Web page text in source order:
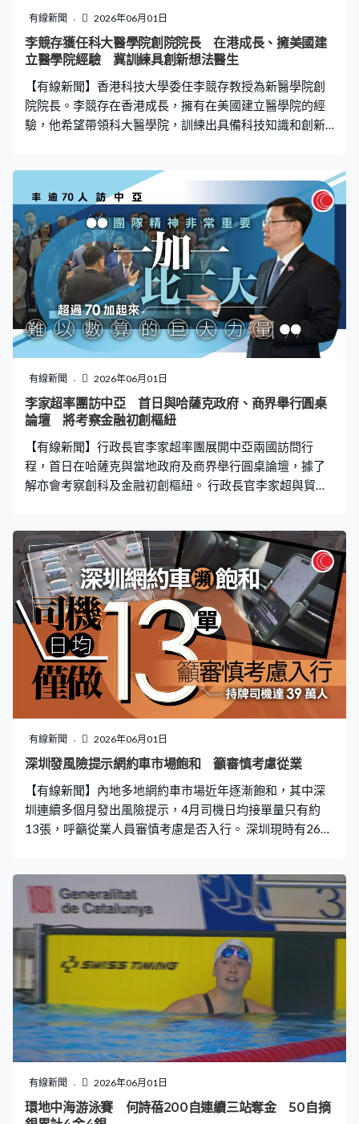
一方面不可低估政治因素，因到11月有選舉，總括來說就
他們的利率走勢、我們觀察著，由於我們港元與美元掛
鈎，所以我們港元利率會受他們牽動。」 陳茂波表示，本
政府會繼續合理審慎推地，寫字
有線新聞 2026年06月01日
李競存獲任科大醫學院創院院長 在港成長、擁美國建
立醫學院經驗 冀訓練具創新想法醫生
【有線新聞】香港科技大學委任李競存教授為新醫學院創
院院長。李競存在香港成長，擁有在美國建立醫學院的經
驗，他希望帶領科大醫學院，訓練出具備科技知識和創新
丹福大學醫學院放射學系兼任教授。 李競存在香港出生，
中學到加拿大升學，他說一直與香港醫療界聯繫，期待與
科大團隊合作。「我現在有機會回來，我土生土長的香
港，還有機會貢獻、回饋社會，是讓我非常感恩的一件
事。我對香港的醫療制度，並不是完全沒有認識，當然認
識的深度，不夠在這裡工作的人多，但是我們會有團隊，
我們會用其他人的專業知識，來幫我去做這件事。」 李競
存稱新醫學院的目標，要為本港醫療制度帶來革命性改
革，應對人口老化的挑戰。科大醫學院創院院長李競存
說：「我們希望訓練一批新的醫生，不只有非常好的醫
術，非常好的醫德，他們還要有科技的知識和創新的想
法，當他們出來做醫生的時候，他們不只做好的醫生，還
要可以無縫地參與創科的經濟。」 科大早前就新醫學院全
競存是少數真正由零開始，曾一手建立醫學院的領袖，
有線新聞 2026年06月01日
李家超率團訪中亞 首日與哈薩克政府、商界舉行圓桌
論壇 將考察金融初創樞紐
【有線新聞】行政長官李家超率團展開中亞兩國訪問行
程，首日在哈薩克與當地政府及商界舉行圓桌論壇，據了
解亦會考察創科及金融初創樞紐。 行政長官李家超與貿發
問團規模是本屆政府最大，包括律政司副司長張國鈞、財
庫局局長許正宇，還有港交所行政總裁陳翊庭等，約40位
本港商貿與專業代表，亦有約30位內地企業代表，涵蓋金
融、汽車製造等領域。李家超要求訪問團要做出成績。 行
政長官李家超：「團隊精神非常重要，我們團隊加起來，
一加一比二大，超過70加起來，不用算的，巨大的力量，
要團結一致，每天出發我們都精神奕奕，要很高士氣，而
且我們人數很多，所以我們訪問的時候，也要團結起來，
踴躍把工作做好，好不好？（好！）」 訪問團商界代表之
後與哈薩克投資局及哈薩克國家企業家商會舉行閉門圓桌
論壇，討論經貿投資議題。
有線新聞 2026年06月01日
深圳發風險提示網約車市場飽和 籲審慎考慮從業
【有線新聞】內地多地網約車市場近年逐漸飽和，其中深
圳連續多個月發出風險提示，4月司機日均接單量只有約
13張，呼籲從業人員審慎考慮是否入行。 深圳現時有26間
均訂單量只有約13張，市場明顯供過於求。深圳市交通運
輸局今年連續第4個月發出風險提示，指市場總體已經飽
和，鄭重提醒從業人員要審慎作出投資和從業決策，並警
惕部分租車平台聲稱「高回報」、「免押金」等虛假宣
傳。 除了深圳，廣州亦發出風險提示，指受到市場供需波
動、行業競爭等多重因素影響，駕駛員收入穩定性不足，
實際收入與預期可能有一定差距。上海、濟南亦曾因市場
飽和，一度暫停受理網約車證核發。 根據內地去年一份調
查報告，網約車司機平均每月收入有7600多元人民幣，但
隨著多了人加入市場，在供過於求下，不少司機為了維持
收入，每日駕駛超過8小時。公安部為了解決疲勞駕駛問
題，兩個月前發布新規，本月起每日限駕8小時，引起網約
車司機擔心影響收入，最終當局在規定實施前幾日澄清，
有線新聞 2026年06月01日
環地中海游泳賽 何詩蓓200自連續三站奪金 50自摘